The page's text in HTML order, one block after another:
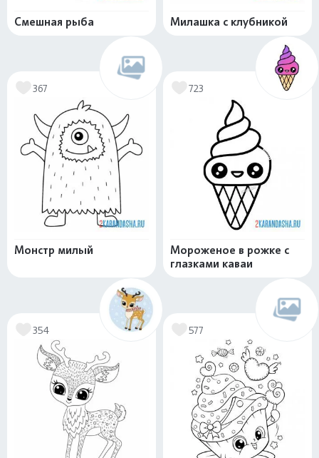
Смешная рыба Милашка с клубникой
367
Монстр милый
723
Мороженое в рожке с
глазками каваи
354 577